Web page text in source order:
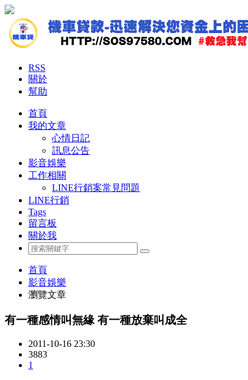
RSS
關於
幫助
首頁
我的文章
心情日記
訊息公告
影音娛樂
工作相關
LINE行銷案常見問題
LINE行銷
Tags
留言板
關於我
首頁
影音娛樂
瀏覽文章
有一種感情叫無緣 有一種放棄叫成全
2011-10-16 23:30
3883
1